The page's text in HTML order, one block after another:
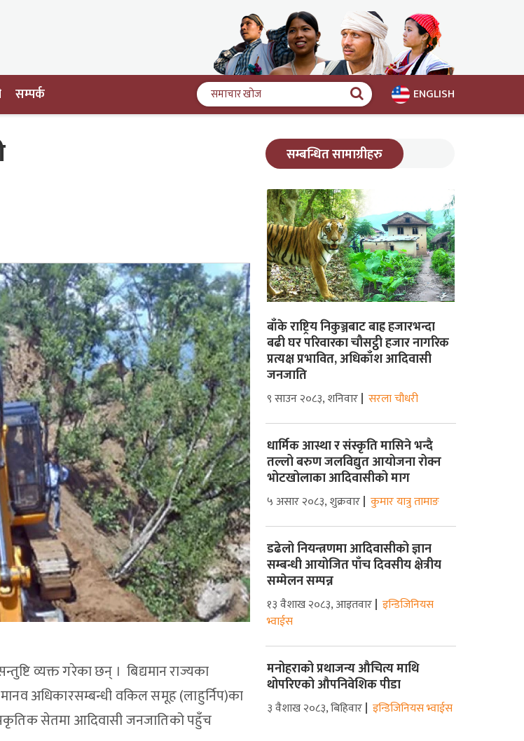
सम्पर्क ENGLISH
समाचार
खोज
व्यक्त गरेका छन् । बिद्यमान राज्यका
अधिकारसम्बन्धी वकिल समूह (लाहुर्निप)का
पकृतिक सेतमा आदिवासी जनजातिको पहुँच
सम्बन्धित सामाग्रीहरु
बाँके राष्ट्रिय निकुञ्जबाट बाह्र हजारभन्दा
बढी घर परिवारका चौसट्ठी हजार नागरिक
प्रत्यक्ष प्रभावित, अधिकाँश आदिवासी
जनजाति
९ साउन २०८३, शनिवार सरला चौधरी
धार्मिक आस्था र संस्कृति मासिने भन्दै
तल्लो बरुण जलविद्युत आयोजना रोक्न
भोटखोलाका आदिवासीको माग
५ असार २०८३, शुक्रवार कुमार यात्रु तामाङ
डढेलो नियन्त्रणमा आदिवासीको ज्ञान
सम्बन्धी आयोजित पाँच दिवसीय क्षेत्रीय
सम्मेलन सम्पन्न
१३ वैशाख २०८३, आइतवार इन्डिजिनियस
भ्वाईस
मनोहराको प्रथाजन्य औचित्य माथि
थोपरिएको औपनिवेशिक पीडा
३ वैशाख २०८३, बिहिवार इन्डिजिनियस भ्वाईस